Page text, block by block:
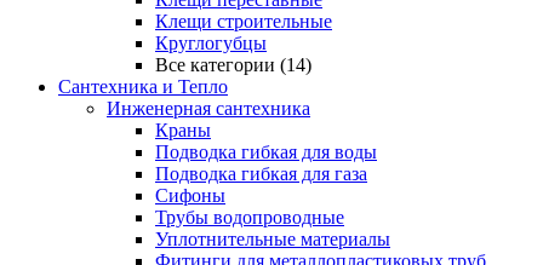
Клещи строительные
Круглогубцы
Все категории (14)
Сантехника и Тепло
Инженерная сантехника
Краны
Подводка гибкая для воды
Подводка гибкая для газа
Сифоны
Трубы водопроводные
Уплотнительные материалы
Фитинги для металлопластиковых труб